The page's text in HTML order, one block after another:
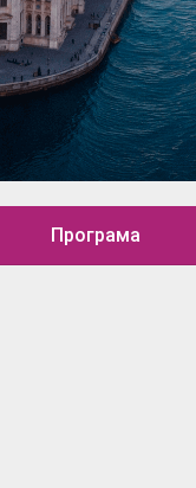
Програма